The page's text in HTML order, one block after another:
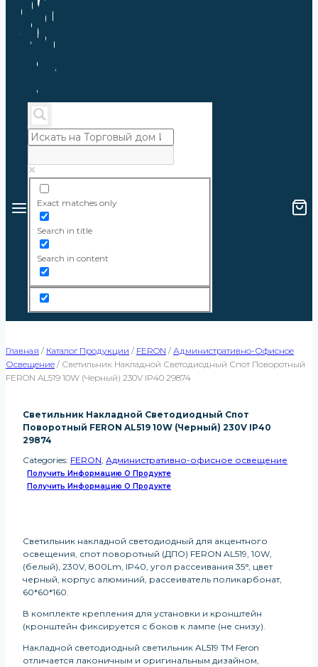
Exact matches only
Search in title
Search in content
Главная / Каталог Продукции / FERON / Административно-Офисное
Освещение / Светильник Накладной Светодиодный Спот Поворотный
FERON AL519 10W (черный) 230V IP40 29874
Светильник Накладной Светодиодный Спот
Поворотный FERON AL519 10W (черный) 230V IP40
29874
Categories: FERON, Административно-офисное освещение
Получить Информацию О Продукте
Получить Информацию О Продукте
Светильник накладной светодиодный для акцентного
освещения, спот поворотный (ДПО) FERON AL519, 10W,
(белый), 230V, 800Lm, IP40, угол рассеивания 35°, цвет
черный, корпус алюминий, рассеиватель поликарбонат,
60*60*160.
В комплекте крепления для установки и кронштейн
(кронштейн фиксируется с боков к лампе (не снизу).
Накладной светодиодный светильник AL519 TM Feron
отличается лаконичным и оригинальным дизайном,